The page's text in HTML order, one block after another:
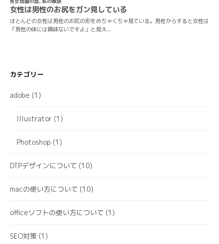
カテゴリー
adobe (1)
Illustrator (1)
Photoshop (1)
DTPデザインについて (10)
macの使い方について (10)
officeソフトの使い方について (1)
SEO対策 (1)